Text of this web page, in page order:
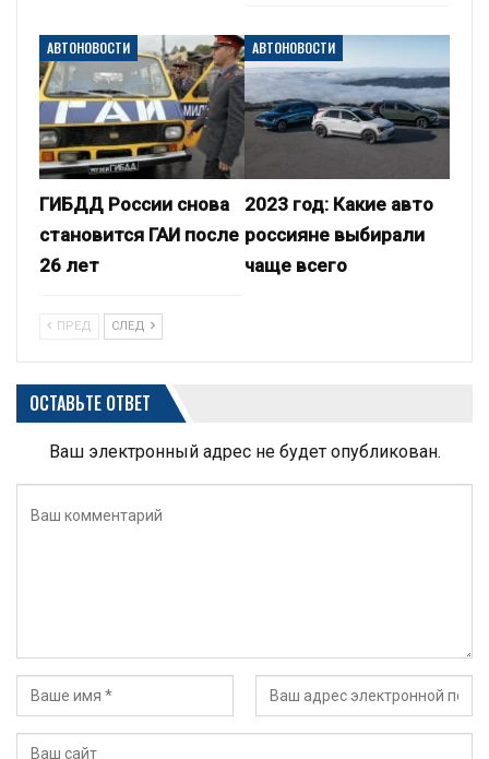
АВТОНОВОСТИ
ГИБДД России снова
становится ГАИ после
26 лет
АВТОНОВОСТИ
2023 год: Какие авто
россияне выбирали
чаще всего
ПРЕД СЛЕД
ОСТАВЬТЕ ОТВЕТ
Ваш электронный адрес не будет опубликован.